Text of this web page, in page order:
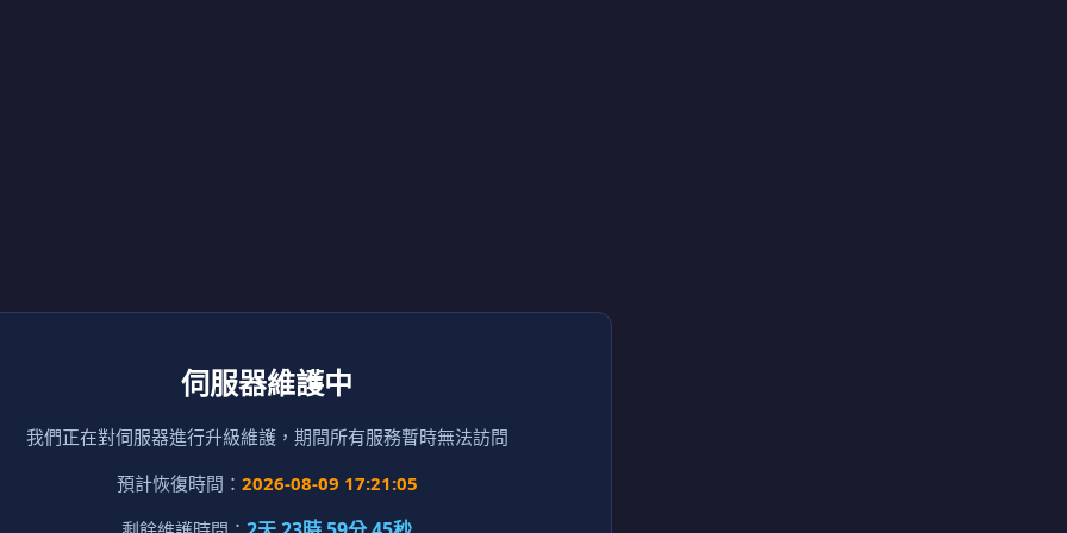
伺服器維護中
我們正在對伺服器進行升級維護，期間所有服務暫時無法訪問
預計恢復時間： 2026-08-09 17:21:05